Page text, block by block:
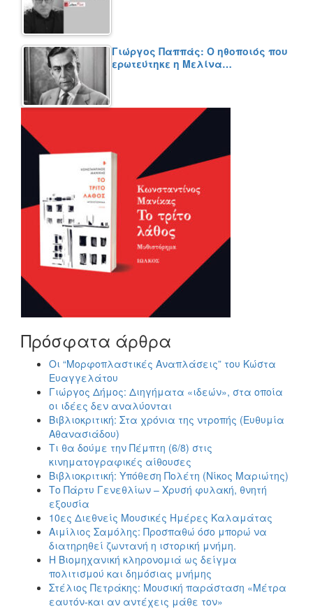
Γιώργος Παππάς: Ο ηθοποιός που
ερωτεύτηκε η Μελίνα…
Πρόσφατα άρθρα
Οι “Μορφοπλαστικές Αναπλάσεις” του Κώστα
Ευαγγελάτου
Γιώργος Δήμος: Διηγήματα «ιδεών», στα οποία
οι ιδέες δεν αναλύονται
Βιβλιοκριτική: Στα χρόνια της ντροπής (Ευθυμία
Αθανασιάδου)
Τι θα δούμε την Πέμπτη (6/8) στις
κινηματογραφικές αίθουσες
Βιβλιοκριτική: Υπόθεση Πολέτη (Νίκος Μαριώτης)
Το Πάρτυ Γενεθλίων – Χρυσή φυλακή, θνητή
εξουσία
10ες Διεθνείς Μουσικές Ημέρες Καλαμάτας
Αιμίλιος Σαμόλης: Προσπαθώ όσο μπορώ να
διατηρηθεί ζωντανή η ιστορική μνήμη.
Η Βιομηχανική κληρονομιά ως δείγμα
πολιτισμού και δημόσιας μνήμης
Στέλιος Πετράκης: Μουσική παράσταση «Μέτρα
εαυτόν-και αν αντέχεις μάθε τον»